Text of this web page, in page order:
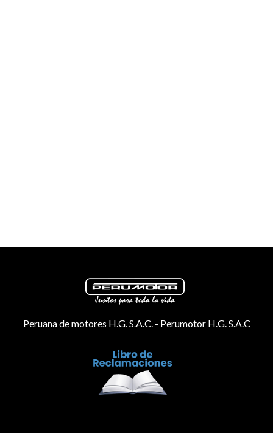
Peruana de motores H.G. S.A.C. - Perumotor H.G. S.A.C